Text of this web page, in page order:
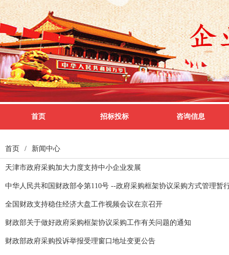
首页 招标投标 咨询信息
首页 / 新闻中心
天津市政府采购加大力度支持中小企业发展
中华人民共和国财政部令第110号 --政府采购框架协议采购方式管理暂
全国财政支持稳住经济大盘工作视频会议在京召开
财政部关于做好政府采购框架协议采购工作有关问题的通知
财政部政府采购投诉举报受理窗口地址变更公告